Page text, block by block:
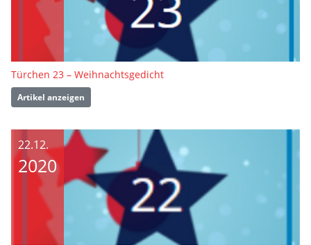
Türchen 23 – Weihnachtsgedicht
Artikel anzeigen
22.12.
2020